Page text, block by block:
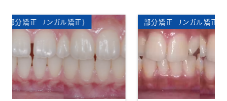
矯正歯科
裏側矯正(リンガル矯正)
部分矯正 矯正歯
表側矯
部分矯